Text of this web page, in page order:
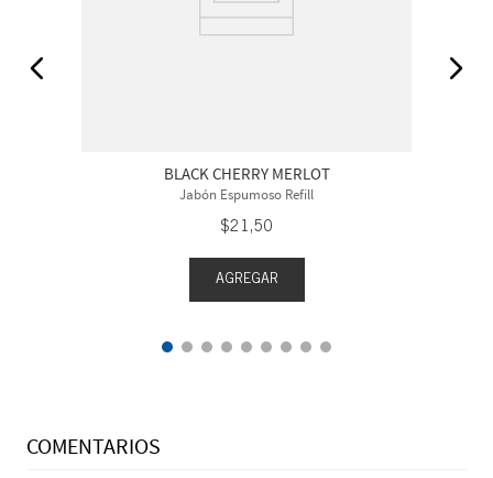
BLACK CHERRY MERLOT
Jabón Espumoso Refill
$21 ,50
AGREGAR
COMENTARIOS